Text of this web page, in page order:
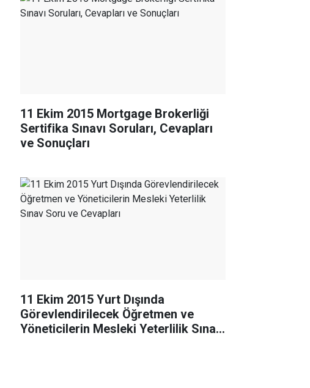
11 Ekim 2015 Mortgage Brokerliği
Sertifika Sınavı Soruları, Cevapları
ve Sonuçları
11 Ekim 2015 Yurt Dışında
Görevlendirilecek Öğretmen ve
Yöneticilerin Mesleki Yeterlilik Sınav